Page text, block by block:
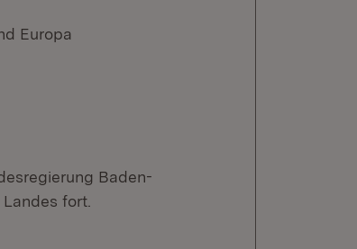
Europa
Baden-
fort.